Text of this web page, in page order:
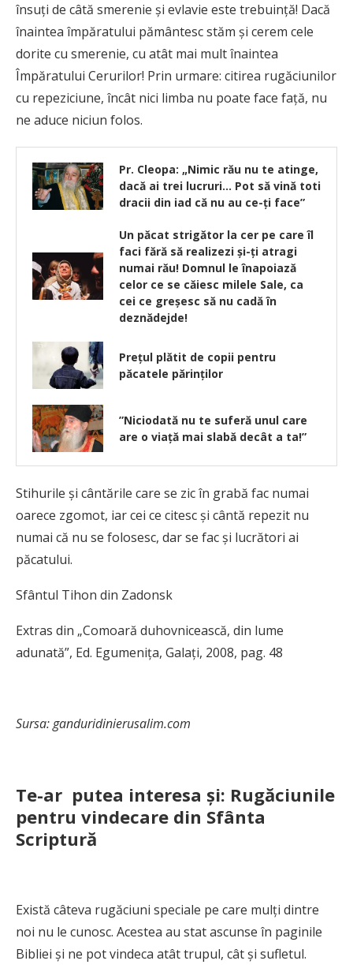
însuţi de câtă smerenie şi evlavie este trebuinţă! Dacă
înaintea împăratului pământesc stăm şi cerem cele
dorite cu smerenie, cu atât mai mult înaintea
Împăratului Cerurilor! Prin urmare: citirea rugăciunilor
cu repeziciune, încât nici limba nu poate face faţă, nu
ne aduce niciun folos.
Pr. Cleopa: „Nimic rău nu te atinge,
dacă ai trei lucruri… Pot să vină toti
dracii din iad că nu au ce-ţi face”
Un păcat strigător la cer pe care îl
faci fără să realizezi și-ți atragi
numai rău! Domnul le înapoiază
celor ce se căiesc milele Sale, ca
cei ce greşesc să nu cadă în
deznădejde!
Prețul plătit de copii pentru
păcatele părinților
”Niciodată nu te suferă unul care
are o viaţă mai slabă decât a ta!”
Stihurile şi cântările care se zic în grabă fac numai
oarece zgomot, iar cei ce citesc şi cântă repezit nu
numai că nu se folosesc, dar se fac şi lucrători ai
păcatului.
Sfântul Tihon din Zadonsk
Extras din „Comoară duhovnicească, din lume
adunată”, Ed. Egumenița, Galați, 2008, pag. 48
Sursa: ganduridinierusalim.com
Te-ar putea interesa și: Rugăciunile
pentru vindecare din Sfânta
Scriptură
Există câteva rugăciuni speciale pe care mulți dintre
noi nu le cunosc. Acestea au stat ascunse în paginile
Bibliei și ne pot vindeca atât trupul, cât și sufletul.